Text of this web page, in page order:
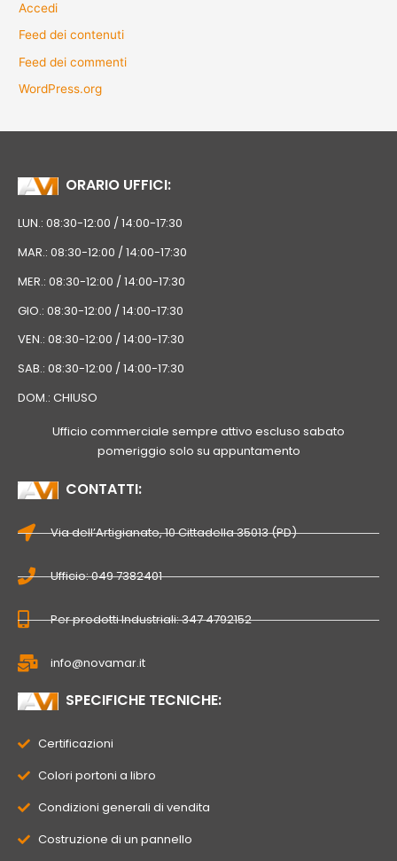
Accedi
Feed dei contenuti
Feed dei commenti
WordPress.org
ORARIO UFFICI:
LUN.: 08:30-12:00 / 14:00-17:30
MAR.: 08:30-12:00 / 14:00-17:30
MER.: 08:30-12:00 / 14:00-17:30
GIO.: 08:30-12:00 / 14:00-17:30
VEN.: 08:30-12:00 / 14:00-17:30
SAB.: 08:30-12:00 / 14:00-17:30
DOM.: CHIUSO
Ufficio commerciale sempre attivo escluso sabato
pomeriggio solo su appuntamento
CONTATTI:
Via dell’Artigianato, 10 Cittadella 35013 (PD)
Ufficio: 049 7382401
Per prodotti Industriali: 347 4792152
info@novamar.it
SPECIFICHE TECNICHE:
Certificazioni
Colori portoni a libro
Condizioni generali di vendita
Costruzione di un pannello